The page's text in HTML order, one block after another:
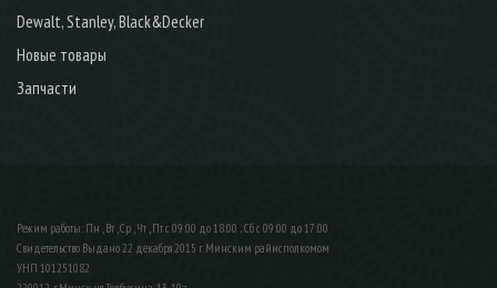
Dewalt, Stanley, Black&Decker
Новые товары
Запчасти
Режим работы: Пн , Вт , Ср , Чт , Пт c 09:00 до 18:00 ; Сб c 09:00 до 17:00
Свидетельство Выдано 22 декабря 2015 г. Минским райисполкомом
УНП 101251082